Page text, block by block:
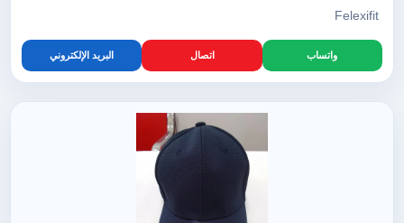
Felexifit
واتساب اتصال البريد الإلكتروني